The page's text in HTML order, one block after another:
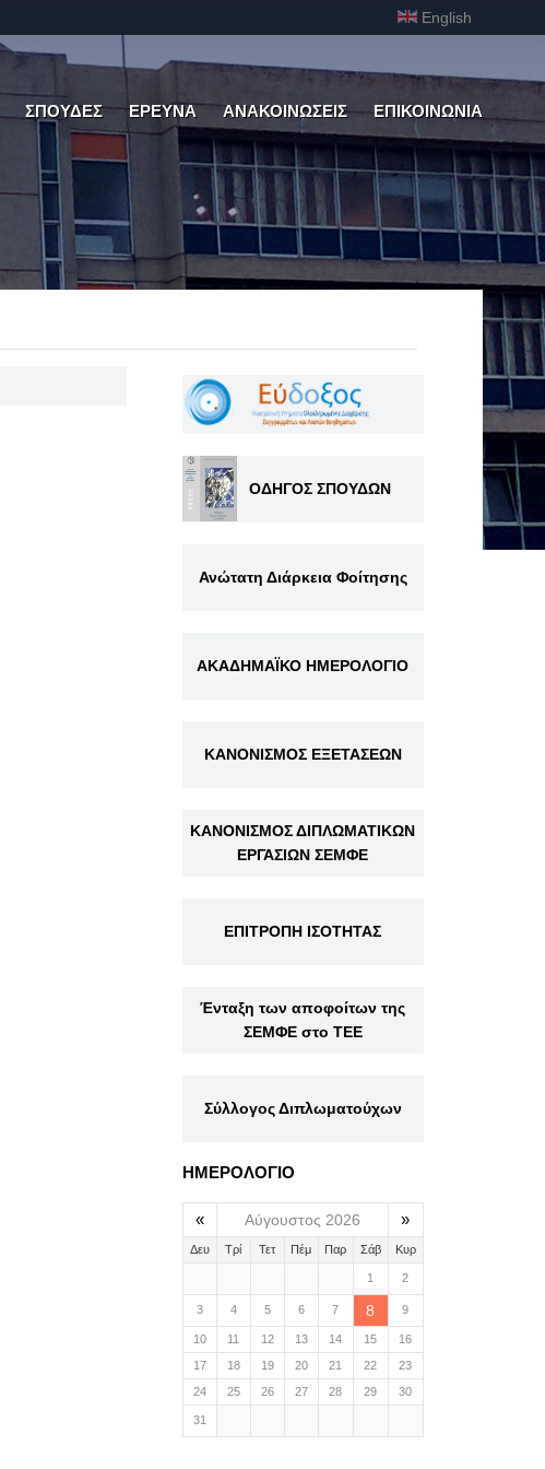
English
ΣΠΟΥΔΕΣ ΕΡΕΥΝΑ ΑΝΑΚΟΙΝΩΣΕΙΣ ΕΠΙΚΟΙΝΩΝΙΑ
ΟΔΗΓΟΣ ΣΠΟΥΔΩΝ
Ανώτατη Διάρκεια Φοίτησης
ΑΚΑΔΗΜΑΪΚΟ ΗΜΕΡΟΛΟΓΙΟ
ΚΑΝΟΝΙΣΜΟΣ ΕΞΕΤΑΣΕΩΝ
ΚΑΝΟΝΙΣΜΟΣ ΔΙΠΛΩΜΑΤΙΚΩΝ
ΕΡΓΑΣΙΩΝ ΣΕΜΦΕ
ΕΠΙΤΡΟΠΗ ΙΣΟΤΗΤΑΣ
Ένταξη των αποφοίτων της
ΣΕΜΦΕ στο ΤΕΕ
Σύλλογος Διπλωματούχων
ΗΜΕΡΟΛΟΓΙΟ
« Αύγουστος 2026 »
Δευ Τρί Τετ Πέμ Παρ Σάβ Κυρ
1 2
3 4 5 6 7 8 9
10 11 12 13 14 15
16
17
18 19 20 21 22
23
24
25 26 27 28 29 30
31